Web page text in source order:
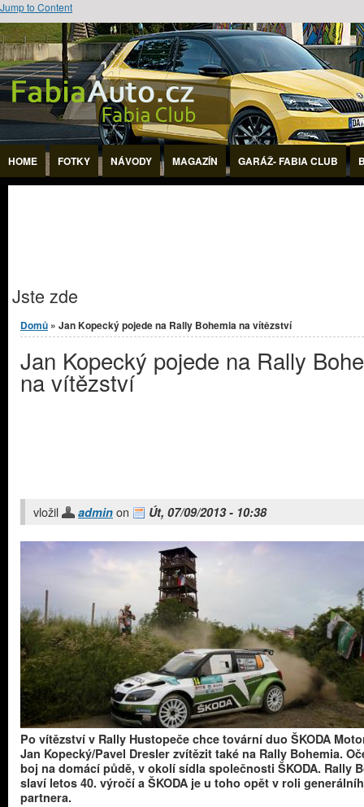
Jump to Content
HOME FOTKY NÁVODY MAGAZÍN GARÁŽ- FABIA CLUB
Jste zde
Domů » Jan Kopecký pojede na Rally Bohemia na vítězství
Jan Kopecký pojede na Rally
na vítězství
vložil admin on Út, 07/09/2013 - 10:38
Po vítězství v Rally Hustopeče chce tovární duo ŠKODA
Jan Kopecký/Pavel Dresler zvítězit také na Rally Bohemia.
boj na domácí půdě, v okolí sídla společnosti ŠKODA. Rally
slaví letos 40. výročí a ŠKODA je u toho opět v roli
partnera.​